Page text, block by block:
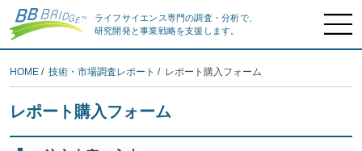
ライフサイエンス専門の調査・分析で、
研究開発と事業戦略を支援します。
HOME / 技術・市場調査レポート / レポート購入フォーム
レポート購入フォーム